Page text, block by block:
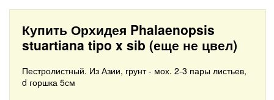
Купить Орхидея Phalaenopsis
stuartiana tipo x sib (еще не цвел)
Пестролистный. Из Азии, грунт - мох. 2-3 пары листьев,
d горшка 5см